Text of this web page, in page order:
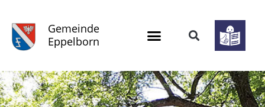
Gemeinde
Eppelborn